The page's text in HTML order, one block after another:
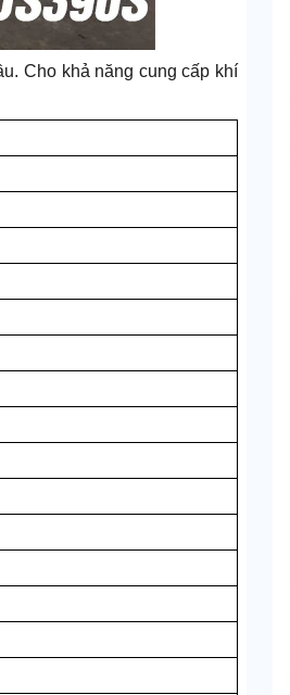
Cho khả năng cung cấp khí